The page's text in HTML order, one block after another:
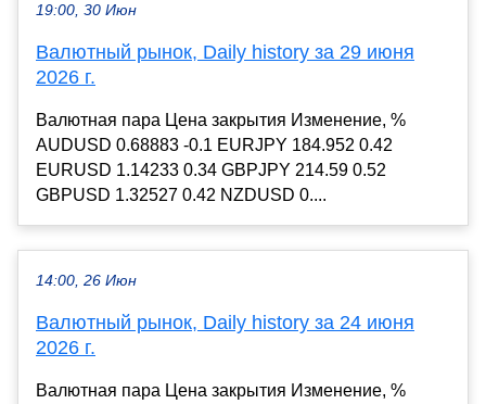
19:00, 30 Июн
Валютный рынок, Daily history за 29 июня
2026 г.
Валютная пара Цена закрытия Изменение, %
AUDUSD 0.68883 -0.1 EURJPY 184.952 0.42
EURUSD 1.14233 0.34 GBPJPY 214.59 0.52
GBPUSD 1.32527 0.42 NZDUSD 0....
14:00, 26 Июн
Валютный рынок, Daily history за 24 июня
2026 г.
Валютная пара Цена закрытия Изменение, %